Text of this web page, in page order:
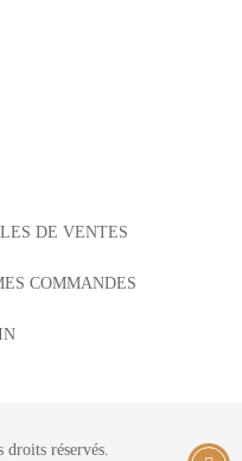
DE VENTES
COMMANDES
droits réservés.